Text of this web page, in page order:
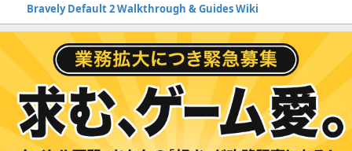
Bravely Default 2 Walkthrough & Guides Wiki